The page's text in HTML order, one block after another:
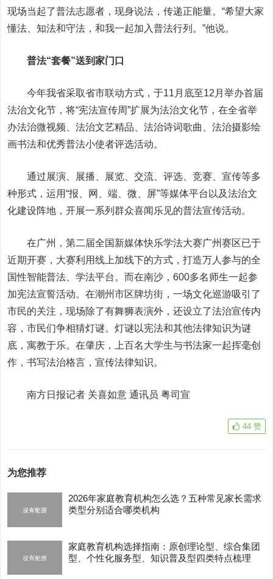
现场当起了普法志愿者，现身说法，传递正能量。“希望大家
懂法、知法和守法，和我一起加入普法行列。”他说。
普法“套餐”送到家门口
今年我省采取省市联动方式，于11月底至12月举办首届
法治文化节，将“宪法宣传周”扩展为法治文化节，在全省举
办法治微视频、法治文艺精品、法治诗词歌曲、法治摄影绘
画书法和优秀普法小使者评选活动。
通过展演、展播、展览、交流、评选、竞赛、宣传等多
种形式，运用“报、网、端、微、屏”等媒体平台以及法治文
化建设阵地，开展一系列群众喜闻乐见的普法宣传活动。
在广州，第二届全国新媒体快乐学法大赛广州赛区已于
近期开赛，大赛利用线上加线下的方式，打造万人参与的全
国性智能普法、学法平台。而在南沙，600多名师生一起参
加宪法宣誓活动。在潮州市区牌坊街，一场文化巡游吸引了
市民的关注，现场除了有舞狮表演外，还设立了法治宣传内
容，市民们争相猜灯谜。灯谜以宪法和其他法律知识为谜
底，寓教于乐。在肇庆，上百名大学生与书法家一起挥毫创
作，书写法治格言，宣传法律知识。
南方日报记者 关喜如意 通讯员 粤司宣
44 赞
为您推荐
2026年家庭教育机构怎么选？五种常见家长需求
类型分别适合哪类机构
家庭教育机构选择指南：原创理论型、综合集团
型、个性化服务型、知识普及型四类特点梳理